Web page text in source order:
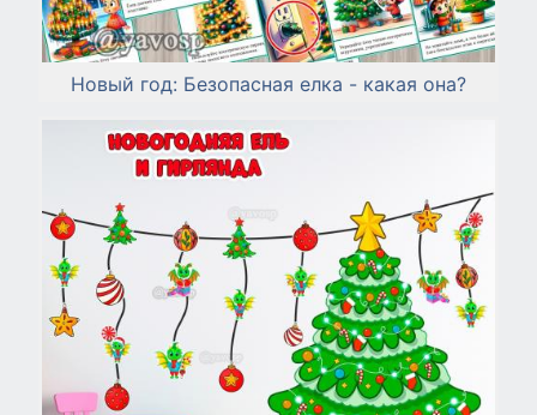
Новый год: Безопасная елка - какая она?